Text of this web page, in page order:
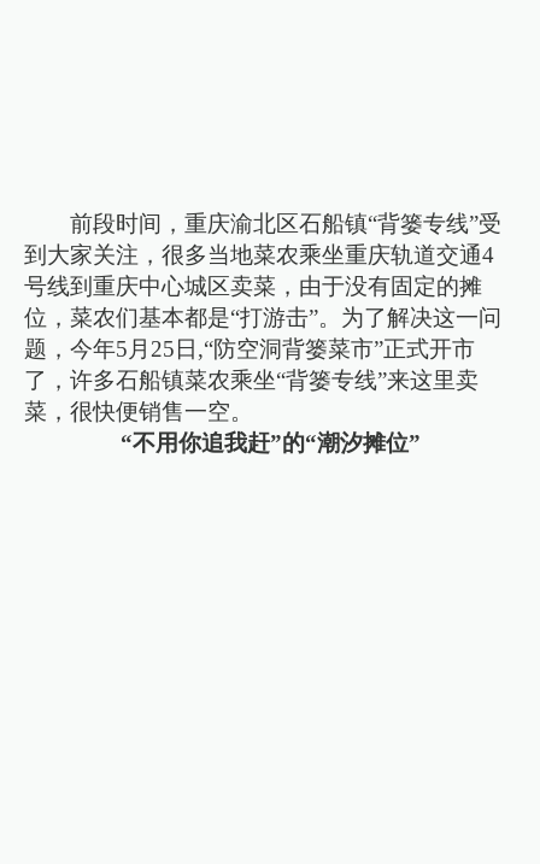
前段时间，重庆渝北区石船镇“背篓专线”受
到大家关注，很多当地菜农乘坐重庆轨道交通4
号线到重庆中心城区卖菜，由于没有固定的摊
位，菜农们基本都是“打游击”。为了解决这一问
题，今年5月25日,“防空洞背篓菜市”正式开市
了，许多石船镇菜农乘坐“背篓专线”来这里卖
菜，很快便销售一空。
“不用你追我赶”的“潮汐摊位”